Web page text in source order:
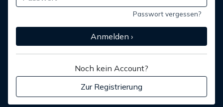
Passwort vergessen?
Anmelden ›
Noch kein Account?
Zur Registrierung